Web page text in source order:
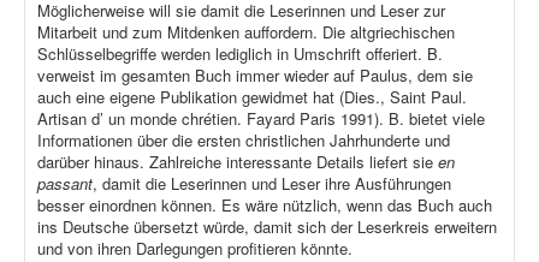
Möglicherweise will sie damit die Leserinnen und Leser zur
Mitarbeit und zum Mitdenken auffordern. Die altgriechischen
Schlüsselbegriffe werden lediglich in Umschrift offeriert. B.
verweist im gesamten Buch immer wieder auf Paulus, dem sie
auch eine eigene Publikation gewidmet hat (Dies., Saint Paul.
Artisan d’ un monde chrétien. Fayard Paris 1991). B. bietet viele
Informationen über die ersten christlichen Jahrhunderte und
darüber hinaus. Zahlreiche interessante Details liefert sie en
passant, damit die Leserinnen und Leser ihre Ausführungen
besser einordnen können. Es wäre nützlich, wenn das Buch auch
ins Deutsche übersetzt würde, damit sich der Leserkreis erweitern
und von ihren Darlegungen profitieren könnte.